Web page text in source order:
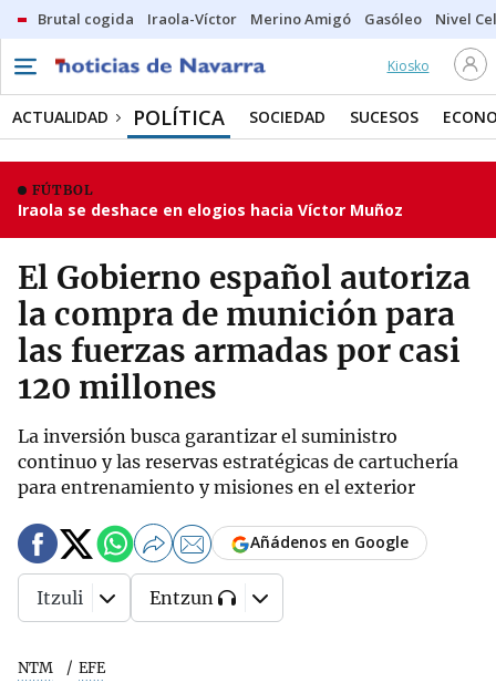
Brutal cogida Iraola-Víctor Merino Amigó Gasóleo Nivel
Kiosko
ACTUALIDAD POLÍTICA SOCIEDAD SUCESOS
FÚTBOL
Iraola se deshace en elogios hacia Víctor Muñoz
El Gobierno español autoriza
la compra de munición para
las fuerzas armadas por casi
120 millones
La inversión busca garantizar el suministro
continuo y las reservas estratégicas de cartuchería
para entrenamiento y misiones en el exterior
NTM EFE
Añádenos en Google
Itzuli Entzun